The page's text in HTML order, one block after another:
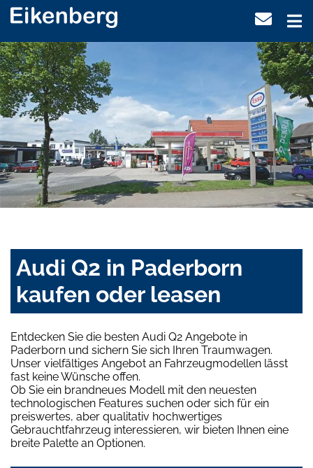
Audi Q2 in Paderborn
kaufen oder leasen
Entdecken Sie die besten Audi Q2 Angebote in
Paderborn und sichern Sie sich Ihren Traumwagen.
Unser vielfältiges Angebot an Fahrzeugmodellen lässt
fast keine Wünsche offen.
Ob Sie ein brandneues Modell mit den neuesten
technologischen Features suchen oder sich für ein
preiswertes, aber qualitativ hochwertiges
Gebrauchtfahrzeug interessieren, wir bieten Ihnen eine
breite Palette an Optionen.